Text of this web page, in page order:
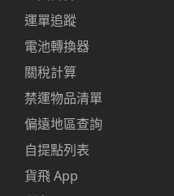
運單追蹤
電池轉換器
關稅計算
禁運物品清單
偏遠地區查詢
自提點列表
貨飛 App